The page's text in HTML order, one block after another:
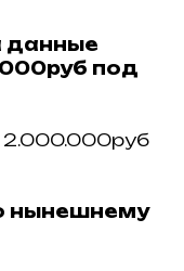
данные
под
2.000.000руб
нынешнему